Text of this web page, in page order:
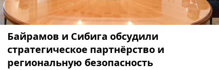
Байрамов и Сибига обсудили
стратегическое партнёрство и
региональную безопасность